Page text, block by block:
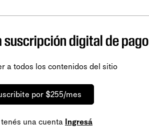
suscripción digital de pago
a todos los contenidos del sitio
por $255/mes
una cuenta Ingresá